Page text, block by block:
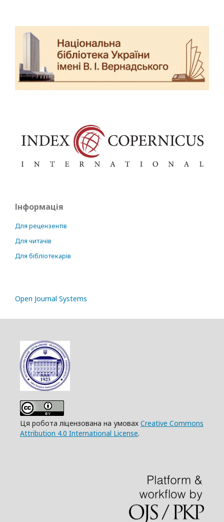
Інформація
Для рецензентів
Для читачів
Для бібліотекарів
Open Journal Systems
Ця робота ліцензована на умовах Creative Commons
Attribution 4.0 International License.